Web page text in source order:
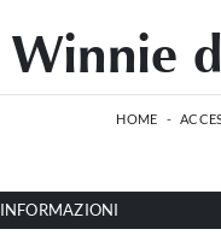
Winnie
HOME -